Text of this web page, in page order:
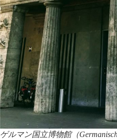
ゲルマン国立博物館（